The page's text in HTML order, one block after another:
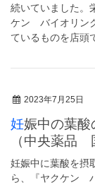
続いていました。
ケン バイオリン
ているものを店頭
2023年7月25日
妊娠中の葉酸のサプリメントとして飲んでいます
（中央薬品
妊娠中に葉酸を摂
ら、『ヤクケン